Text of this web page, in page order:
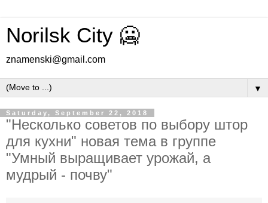
Norilsk City 🥶
znamenski@gmail.com
▼
Saturday, September 22, 2018
"Несколько советов по выбору штор
для кухни" новая тема в группе
"Умный выращивает урожай, а
мудрый - почву"